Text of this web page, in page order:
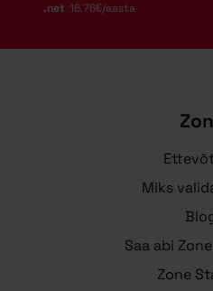
.net 16.76€/aasta
Miks
Saa abi
Zone